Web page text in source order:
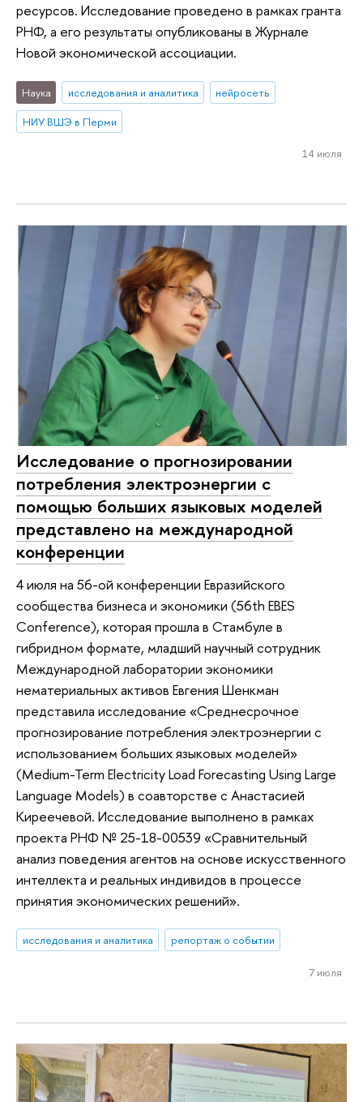
ресурсов. Исследование проведено в рамках гранта
РНФ, а его результаты опубликованы в Журнале
Новой экономической ассоциации.
Наука исследования и аналитика
нейросеть
НИУ ВШЭ в Перми
14 июля
Исследование о прогнозировании
потребления электроэнергии с
помощью больших языковых моделей
представлено на международной
конференции
4 июля на 56-ой конференции Евразийского
сообщества бизнеса и экономики (56th EBES
Conference), которая прошла в Стамбуле в
гибридном формате, младший научный сотрудник
Международной лаборатории экономики
нематериальных активов Евгения Шенкман
представила исследование «Среднесрочное
прогнозирование потребления электроэнергии с
использованием больших языковых моделей»
(Medium-Term Electricity Load Forecasting Using Large
Language Models) в соавторстве с Анастасией
Киреечевой. Исследование выполнено в рамках
проекта РНФ № 25-18-00539 «Сравнительный
анализ поведения агентов на основе искусственного
интеллекта и реальных индивидов в процессе
принятия экономических решений».
исследования и аналитика репортаж о событии
7 июля